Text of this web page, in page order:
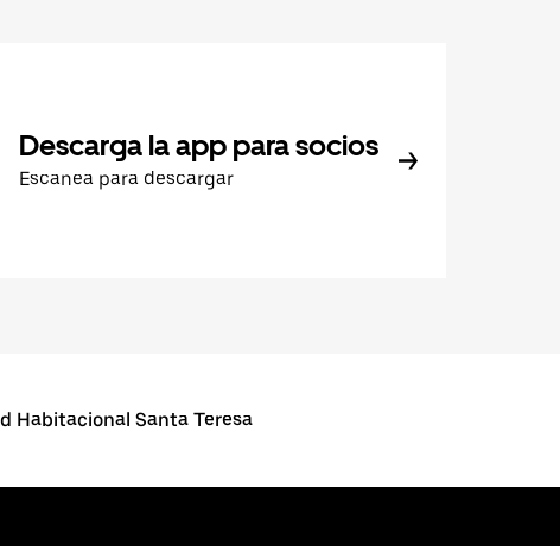
Descarga la app para socios
Escanea para descargar
Habitacional Santa Teresa